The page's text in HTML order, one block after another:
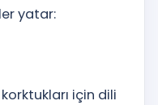
yatar:
için dili